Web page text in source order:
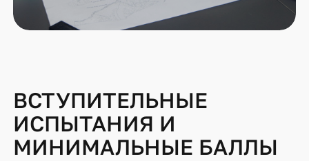
ВСТУПИТЕЛЬНЫЕ
ИСПЫТАНИЯ И
МИНИМАЛЬНЫЕ БАЛЛЫ